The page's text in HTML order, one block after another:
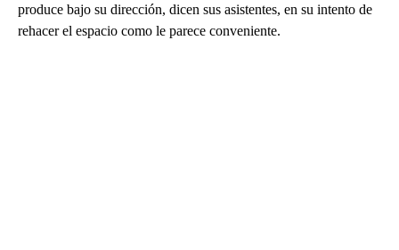
produce bajo su dirección, dicen sus asistentes, en su intento de
rehacer el espacio como le parece conveniente.